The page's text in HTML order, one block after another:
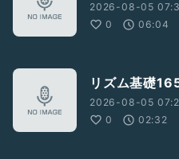
2026-08-05
0
06:04
リズム基礎
2026-08-05
0
02:32